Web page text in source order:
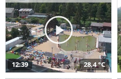
12:39 28,4 °C